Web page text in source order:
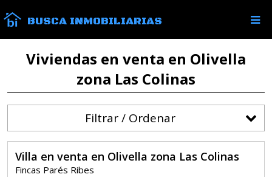
BUSCA INMOBILIARIAS
Viviendas en venta en Olivella
zona Las Colinas
Filtrar / Ordenar
Villa en venta en Olivella zona Las Colinas
Fincas Parés Ribes